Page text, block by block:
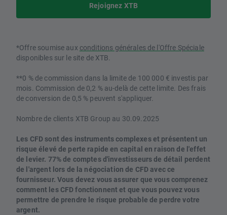
Rejoignez XTB
*Offre soumise aux conditions générales de l'Offre Spéciale
disponibles sur le site de XTB.
**0 % de commission dans la limite de 100 000 € investis par
mois. Commission de 0,2 % au-delà de cette limite. Des frais
de conversion de 0,5 % peuvent s'appliquer.
Nombre de clients XTB Group au 30.09.2025
Les CFD sont des instruments complexes et présentent un
risque élevé de perte rapide en capital en raison de l'effet
de levier. 77% de comptes d'investisseurs de détail perdent
de l'argent lors de la négociation de CFD avec ce
fournisseur. Vous devez vous assurer que vous comprenez
comment les CFD fonctionnent et que vous pouvez vous
permettre de prendre le risque probable de perdre votre
argent.